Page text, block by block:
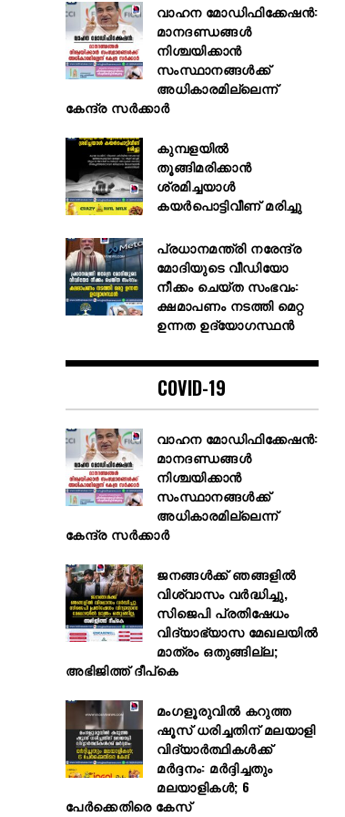
വാഹന മോഡിഫിക്കേഷൻ:
മാനദണ്ഡങ്ങൾ
നിശ്ചയിക്കാൻ
സംസ്ഥാനങ്ങൾക്ക്
അധികാരമില്ലെന്ന്
കേന്ദ്ര സർക്കാർ
കുമ്പളയില്‍
തൂങ്ങിമരിക്കാന്‍
ശ്രമിച്ചയാള്‍
കയര്‍പൊട്ടിവീണ് മരിച്ചു
പ്രധാനമന്ത്രി നരേന്ദ്ര
മോദിയുടെ വീഡിയോ
നീക്കം ചെയ്ത സംഭവം:
ക്ഷമാപണം നടത്തി മെറ്റ
ഉന്നത ഉദ്യോഗസ്ഥന്‍
COVID-19
വാഹന മോഡിഫിക്കേഷൻ:
മാനദണ്ഡങ്ങൾ
നിശ്ചയിക്കാൻ
സംസ്ഥാനങ്ങൾക്ക്
അധികാരമില്ലെന്ന്
കേന്ദ്ര സർക്കാർ
ജനങ്ങൾക്ക് ഞങ്ങളിൽ
വിശ്വാസം വർദ്ധിച്ചു,
സിജെപി പ്രതിഷേധം
വിദ്യാഭ്യാസ മേഖലയിൽ
മാത്രം ഒതുങ്ങില്ല;
അഭിജിത്ത് ദീപ്കെ
മംഗളൂരുവിൽ കറുത്ത
ഷൂസ് ധരിച്ചതിന് മലയാളി
വിദ്യാർത്ഥികൾക്ക്
മർദ്ദനം: മർദ്ദിച്ചതും
മലയാളികൾ; 6
പേർക്കെതിരെ കേസ്